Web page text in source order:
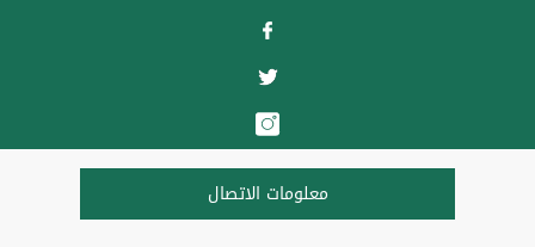
معلومات الاتصال